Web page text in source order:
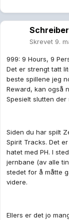
Schreiber
Skrevet 9.
999: 9 Hours, 9
Det er strengt tatt
beste spillene jeg
Reward, kan også
Spesielt slutten
Siden du har spilt
Spirit Tracks. Det
hatet med PH. I
jernbane (av alle
stedet for å måtte
videre.
Ellers er det jo